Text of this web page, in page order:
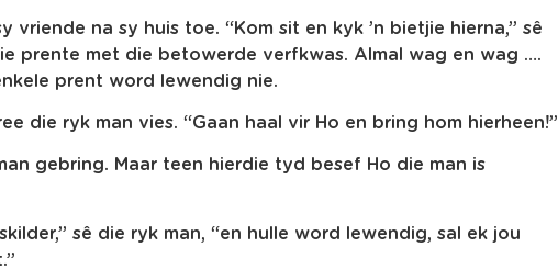
vriende na sy huis toe. “Kom sit en kyk ’n bietjie hierna,” sê
prente met die betowerde verfkwas. Almal wag en wag ….
prent word lewendig nie.
die ryk man vies. “Gaan haal vir Ho en bring hom hierheen!”
gebring. Maar teen hierdie tyd besef Ho die man is
sê die ryk man, “en hulle word lewendig, sal ek jou